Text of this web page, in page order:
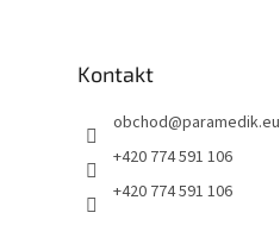
Kontakt
obchod@paramedik.eu
+420 774 591 106
+420 774 591 106